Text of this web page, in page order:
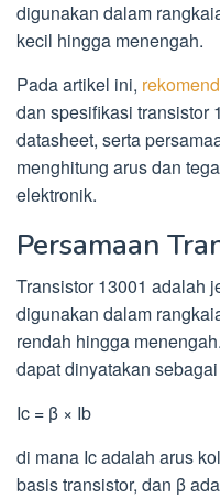
digunakan dalam
kecil hingga menengah.
Pada artikel ini,
dan spesifikasi transistor
datasheet, serta
menghitung arus dan
elektronik.
Persamaan
Transistor 13001 adalah
digunakan dalam
rendah hingga
dapat dinyatakan
Ic = β × Ib
di mana Ic adalah arus
basis transistor, dan β